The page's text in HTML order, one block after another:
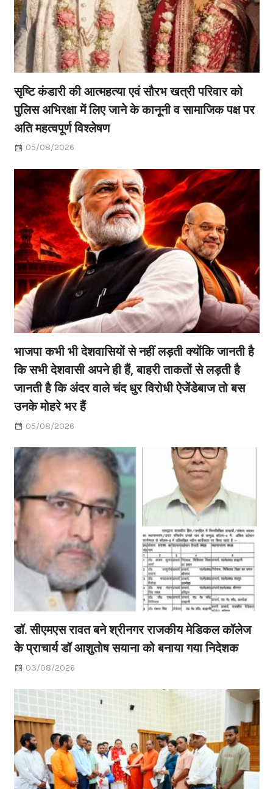
सृष्टि कंडारी की आत्महत्या एवं सौरभ खत्री परिवार को
पुलिस अभिरक्षा में लिए जाने के कानूनी व सामाजिक पक्ष पर
अति महत्वपूर्ण विश्लेषण
05/08/2026
भाजपा कभी भी देशवासियों से नहीं लड़ती क्योंकि जानती है
कि सभी देशवासी अपने ही हैं, बाहरी ताकतों से लड़ती है
जानती है कि अंदर वाले चंद धुर विरोधी ऐजेंडेबाज तो बस
उनके मोहरे भर हैं
05/08/2026
डॉ. सीएमएस रावत बने श्रीनगर राजकीय मेडिकल कॉलेज
के प्राचार्य डॉ आशुतोष सयाना को बनाया गया निदेशक
03/08/2026